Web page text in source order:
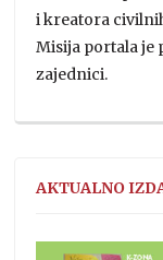
i kreatora
Misija portala je
zajednici.
AKTUALNO